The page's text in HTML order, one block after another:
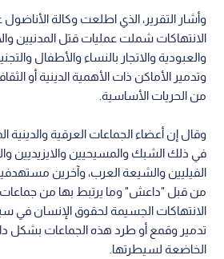
وأشار التقرير، الذي اطلعت وكالة
الانتهاكات شملت عمليات قتل المدنيين
والعبودية والاتجار بالنساء والأطفال
وتدمير الأماكن ذات الأهمية الدينية أو
من الحريات الأساسية.
وقال إن أعضاء الجماعات العرقية والدينية
في ذلك الشبك والمسيحيين والايزيديين
الفيليين والشيعة العرب، وآخرين
من قبل "داعش" وما يرتبط بها من
الانتهاكات الجسيمة لحقوق الإنسان في
تدمير وقمع أو طرد هذه الجماعات بشكل
الخاضعة لسيطرتها.